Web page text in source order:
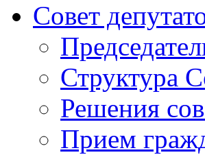
Совет
Структура
Решения
Прием